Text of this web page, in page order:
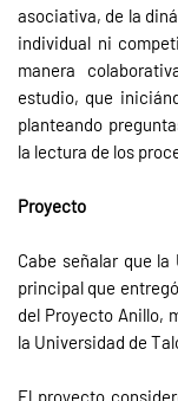
asociativa, de la
individual ni
manera
estudio, que
planteando
la lectura de los
Proyecto
Cabe señalar que
principal que
del Proyecto Anillo,
la Universidad de
El proyecto